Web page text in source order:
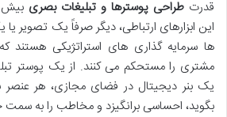
قدرت طراحی پوسترها و تبلیغات بصری بیش
این ابزارهای ارتباطی، دیگر صرفاً یک تصویر
ها سرمایه گذاری های استراتژیکی
مشتری را مستحکم می کنند. از یک پوستر
یک بنر دیجیتال در فضای مجازی، هر عنصر
بگوید، احساسی برانگیزد و مخاطب را به